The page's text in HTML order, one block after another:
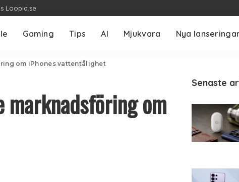
Loopia.se
Gaming Tips AI Mjukvara Nya
om iPhones vattentålighet
marknadsföring om
Senaste